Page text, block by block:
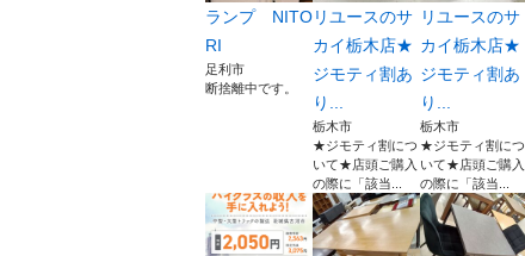
ランプ NITO
RI
足利市
断捨離中です。
リユースのサ
カイ栃木店★
ジモティ割あ
り...
栃木市
★ジモティ割につ
いて★店頭ご購入
の際に「該当...
リユースのサ
カイ栃木店★
ジモティ割あ
り...
栃木市
★ジモティ割につ
いて★店頭ご購入
の際に「該当...